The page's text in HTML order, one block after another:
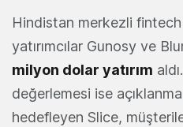
Hindistan merkezli
yatırımcılar Gunosy ve
milyon dolar yatırım
değerlemesi ise
hedefleyen Slice,